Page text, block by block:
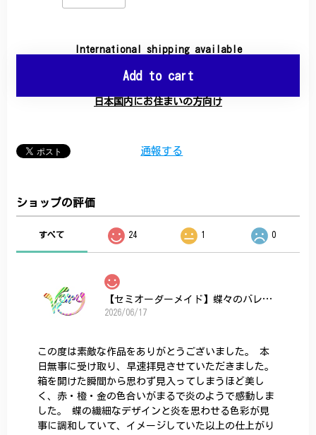
International shipping available
Add to cart
日本国内にお住まいの方向け
通報する
ショップの評価
すべて 24 1 0
【セミオーダーメイド】蝶々のバレッタ
2026/06/17
この度は素敵な作品をありがとうございました。 本
日無事に受け取り、早速拝見させていただきました。
箱を開けた瞬間から思わず見入ってしまうほど美し
く、赤・橙・金の色合いがまるで炎のようで感動しま
した。 蝶の繊細なデザインと炎を思わせる色彩が見
事に調和していて、イメージしていた以上の仕上がり